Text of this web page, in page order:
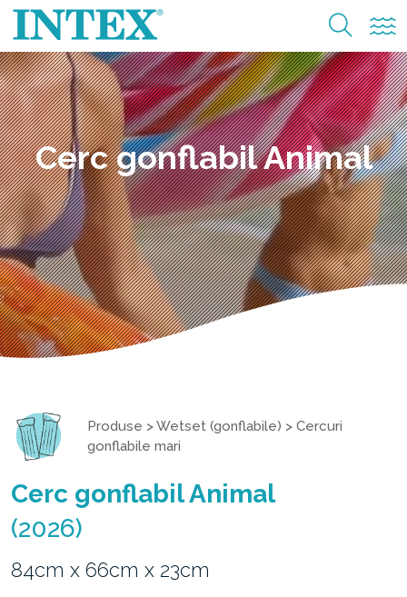
Cerc gonflabil Animal
Produse >Wetset (gonflabile) > Cercuri
gonflabile mari
Cerc gonflabil Animal
(2026)
84cm x 66cm x 23cm